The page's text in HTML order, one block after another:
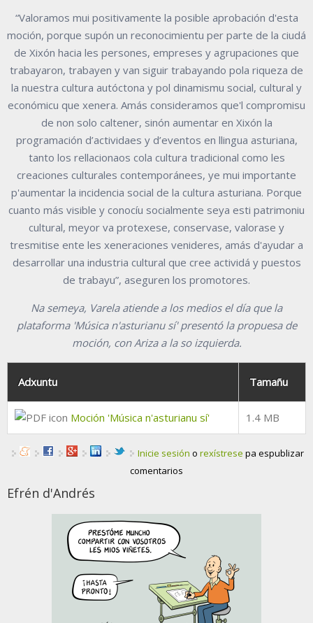
“Valoramos mui positivamente la posible aprobación d'esta
moción, porque supón un reconocimientu per parte de la ciudá
de Xixón hacia les persones, empreses y agrupaciones que
trabayaron, trabayen y van siguir trabayando pola riqueza de
la nuestra cultura autóctona y pol dinamismu social, cultural y
económicu que xenera. Amás consideramos que'l compromisu
de non solo caltener, sinón aumentar en Xixón la
programación d’actividaes y d’eventos en llingua asturiana,
tanto los rellacionaos cola cultura tradicional como les
creaciones culturales contemporánees, ye mui importante
p'aumentar la incidencia social de la cultura asturiana. Porque
cuanto más visible y conocíu socialmente seya esti patrimoniu
cultural, meyor va protexese, conservase, valorase y
tresmitise ente les xeneraciones venideres, amás d'ayudar a
desarrollar una industria cultural que cree actividá y puestos
de trabayu”, aseguren los promotores.
Na semeya, Varela atiende a los medios el día que la
plataforma 'Música n'asturianu sí' presentó la propuesa de
moción, con Ariza a la so izquierda.
Adxuntu Tamañu
Moción 'Música n'asturianu sí' 1.4 MB
Inicie sesión o rexístrese pa espublizar
comentarios
Efrén d'Andrés